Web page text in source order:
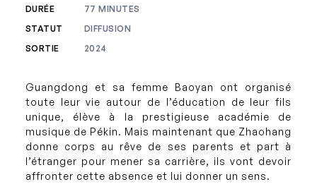
DURÉE
77 MINUTES
STATUT
DIFFUSION
SORTIE
2024
Guangdong et sa femme Baoyan ont organisé
toute leur vie autour de l’éducation de leur fils
unique, élève à la prestigieuse académie de
musique de Pékin. Mais maintenant que Zhaohang
donne corps au rêve de ses parents et part à
l’étranger pour mener sa carrière, ils vont devoir
affronter cette absence et lui donner un sens.